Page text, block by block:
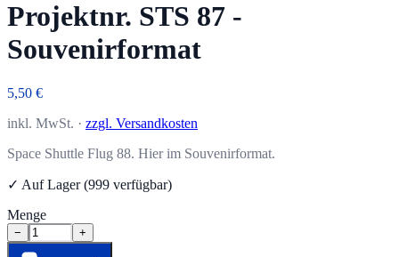
Projektnr. STS 87 -
Souvenirformat
5,50 €
inkl. MwSt. · zzgl. Versandkosten
Space Shuttle Flug 88. Hier im Souvenirformat.
✓ Auf Lager (999 verfügbar)
Menge
− +